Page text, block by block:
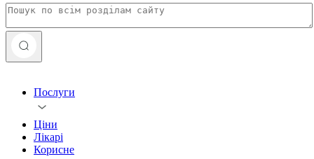
Послуги
Ціни
Лікарі
Корисне